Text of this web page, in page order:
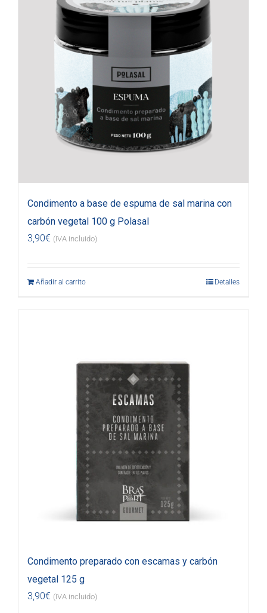
Condimento a base de espuma de sal marina con
carbón vegetal 100 g Polasal
3,90€ (IVA incluido)
Añadir al carrito Detalles
Condimento preparado con escamas y carbón
vegetal 125 g
3,90€ (IVA incluido)